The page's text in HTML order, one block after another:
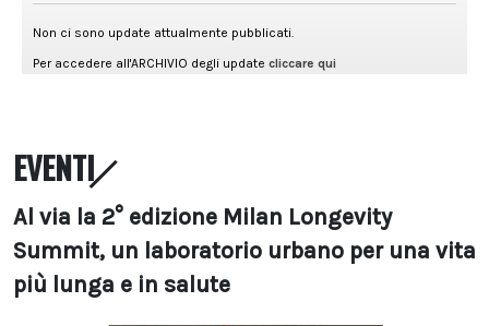
EVENTI
Al via la 2° edizione Milan Longevity
Summit, un laboratorio urbano per una vita
più lunga e in salute